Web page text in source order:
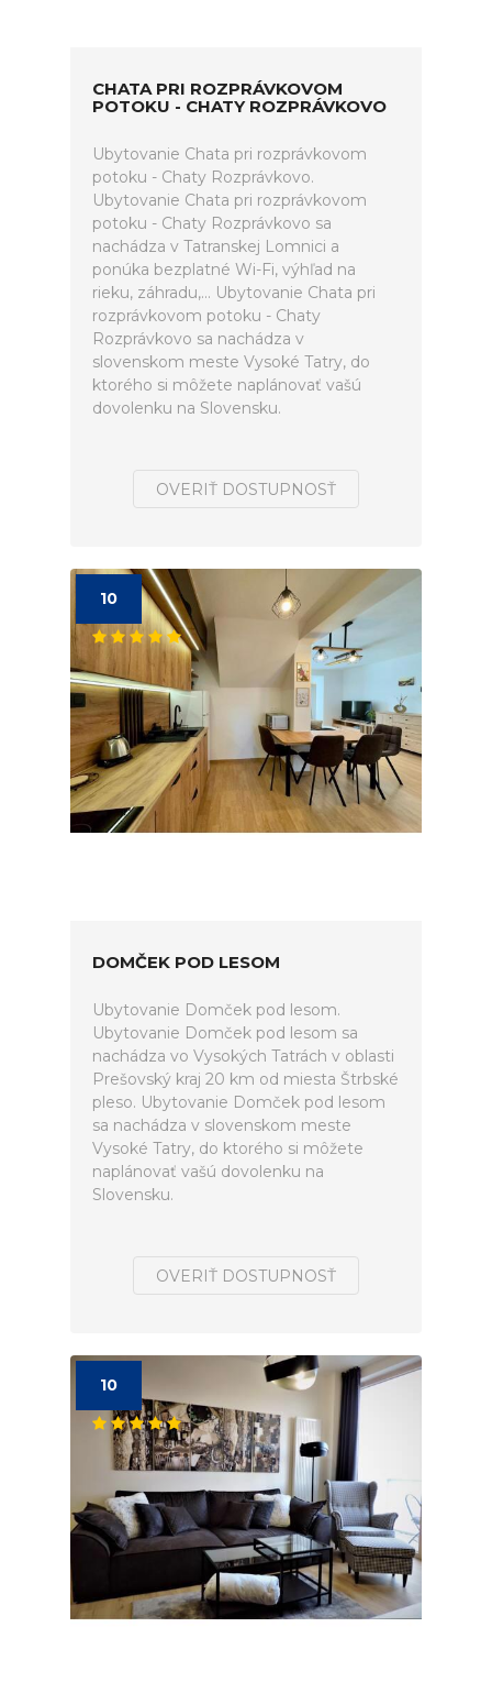
CHATA PRI ROZPRÁVKOVOM
POTOKU - CHATY ROZPRÁVKOVO
Ubytovanie Chata pri rozprávkovom
potoku - Chaty Rozprávkovo.
Ubytovanie Chata pri rozprávkovom
potoku - Chaty Rozprávkovo sa
nachádza v Tatranskej Lomnici a
ponúka bezplatné Wi-Fi, výhľad na
rieku, záhradu,... Ubytovanie Chata pri
rozprávkovom potoku - Chaty
Rozprávkovo sa nachádza v
slovenskom meste Vysoké Tatry, do
ktorého si môžete naplánovať vašú
dovolenku na Slovensku.
OVERIŤ DOSTUPNOSŤ
10
DOMČEK POD LESOM
Ubytovanie Domček pod lesom.
Ubytovanie Domček pod lesom sa
nachádza vo Vysokých Tatrách v oblasti
Prešovský kraj 20 km od miesta Štrbské
pleso. Ubytovanie Domček pod lesom
sa nachádza v slovenskom meste
Vysoké Tatry, do ktorého si môžete
naplánovať vašú dovolenku na
Slovensku.
OVERIŤ DOSTUPNOSŤ
10